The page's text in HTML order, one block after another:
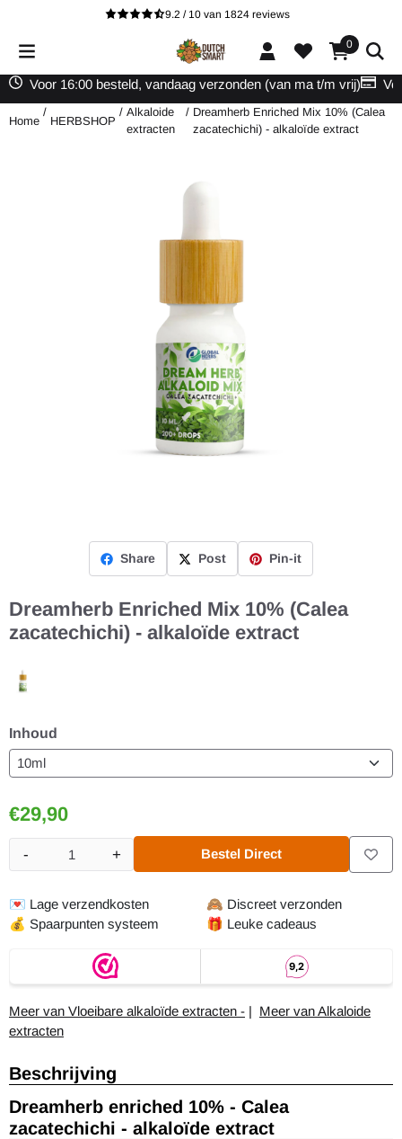
Cookievoorkeuren zijn beschikbaar. Kies instellingen of sta alle
9.2 / 10 van 1824 reviews
0
Voor 16:00 besteld, vandaag verzonden (van ma t/m vrij)
Home
/
HERBSHOP
/ Alkaloide
extracten
/ Dreamherb Enriched Mix 10% (Calea
zacatechichi) - alkaloïde extract
Share Post Pin-it
Dreamherb Enriched Mix 10% (Calea
zacatechichi) - alkaloïde extract
Inhoud
€29,90
+
- Bestel Direct
💌 Lage verzendkosten 🙈 Discreet verzonden
💰 Spaarpunten systeem 🎁 Leuke cadeaus
Meer van Vloeibare alkaloïde extracten - | Meer van Alkaloide
extracten
Beschrijving
Dreamherb enriched 10% - Calea
zacatechichi - alkaloïde extract